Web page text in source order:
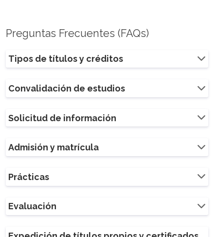
Preguntas Frecuentes (FAQs)
Tipos de títulos y créditos
Convalidación de estudios
Solicitud de información
Admisión y matrícula
Prácticas
Evaluación